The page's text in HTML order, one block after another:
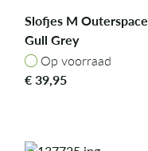
Slofjes M Outerspace
Gull Grey
Op voorraad
Op voorraad
€39,95